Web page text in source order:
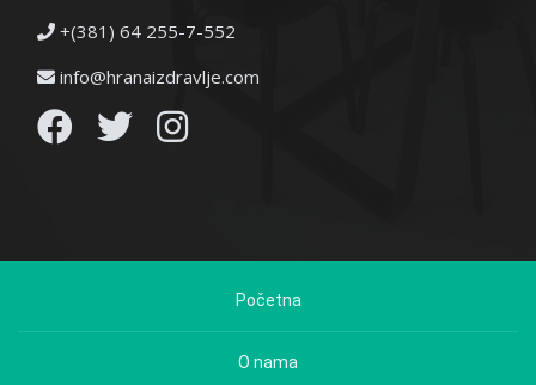
+(381) 64 255-7-552
info@hranaizdravlje.com
Početna
O nama